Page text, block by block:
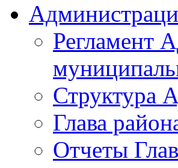
Регламент
Структура
Глава
Отчеты